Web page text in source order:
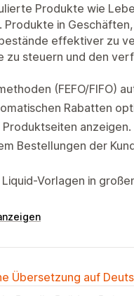
Produkte wie
in Geschäften,
effektiver zu
steuern und den
(FEFO/FIFO)
Rabatten
anzeigen.
Bestellungen der
Vorlagen in
Übersetzung auf